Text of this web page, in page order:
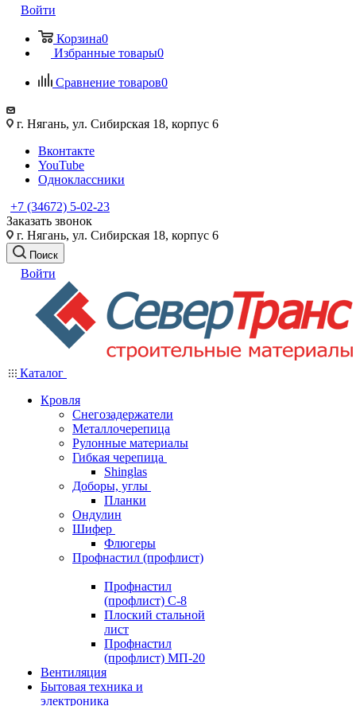
Войти
Корзина0
Избранные товары0
Сравнение товаров0
г. Нягань, ул. Сибирская 18, корпус 6
Вконтакте
YouTube
Одноклассники
+7 (34672) 5-02-23
Заказать звонок
г. Нягань, ул. Сибирская 18, корпус 6
Поиск
Войти
Каталог
Кровля
Снегозадержатели
Металлочерепица
Рулонные материалы
Гибкая черепица
Shinglas
Доборы, углы
Планки
Ондулин
Шифер
Флюгеры
Профнастил (профлист)
Профнастил
(профлист) С-8
Плоский стальной
лист
Профнастил
(профлист) МП-20
Вентиляция
Бытовая техника и
электроника